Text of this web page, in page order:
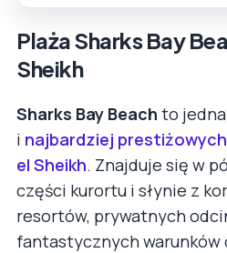
Plaża Sharks Bay
Sheikh
Sharks Bay Beach to
i najbardziej prestiżowych
el Sheikh. Znajduje się w
części kurortu i słynie z
resortów, prywatnych
fantastycznych warunków